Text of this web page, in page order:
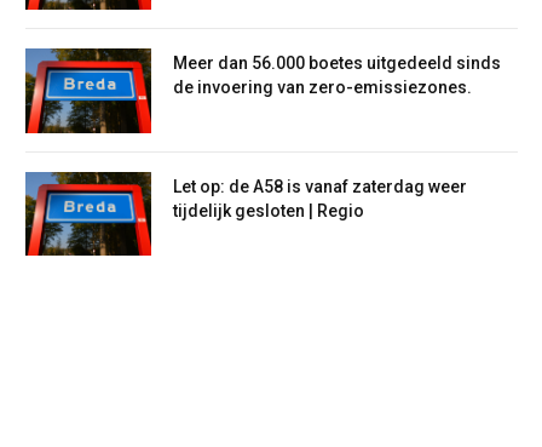
Meer dan 56.000 boetes uitgedeeld sinds
de invoering van zero-emissiezones.
Let op: de A58 is vanaf zaterdag weer
tijdelijk gesloten | Regio